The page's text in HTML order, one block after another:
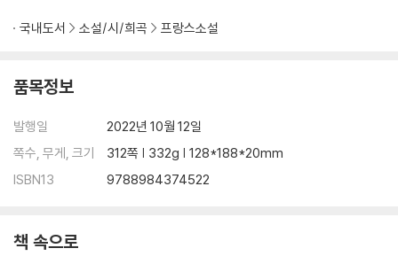
국내도서 소설/시/희곡 프랑스소설
품목정보
발행일
2022년 10월 12일
쪽수, 무게, 크기
312쪽 | 332g | 128*188*20mm
ISBN13
9788984374522
책 속으로